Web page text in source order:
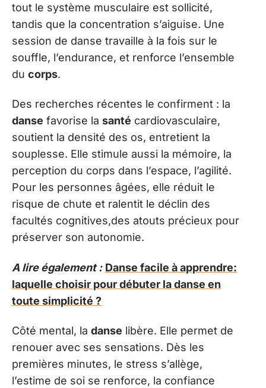
tout le système musculaire est sollicité,
tandis que la concentration s’aiguise. Une
session de danse travaille à la fois sur le
souffle, l’endurance, et renforce l’ensemble
du corps.
Des recherches récentes le confirment : la
danse favorise la santé cardiovasculaire,
soutient la densité des os, entretient la
souplesse. Elle stimule aussi la mémoire, la
perception du corps dans l’espace, l’agilité.
Pour les personnes âgées, elle réduit le
risque de chute et ralentit le déclin des
facultés cognitives,des atouts précieux pour
préserver son autonomie.
A lire également : Danse facile à apprendre:
laquelle choisir pour débuter la danse en
toute simplicité ?
Côté mental, la danse libère. Elle permet de
renouer avec ses sensations. Dès les
premières minutes, le stress s’allège,
l’estime de soi se renforce, la confiance